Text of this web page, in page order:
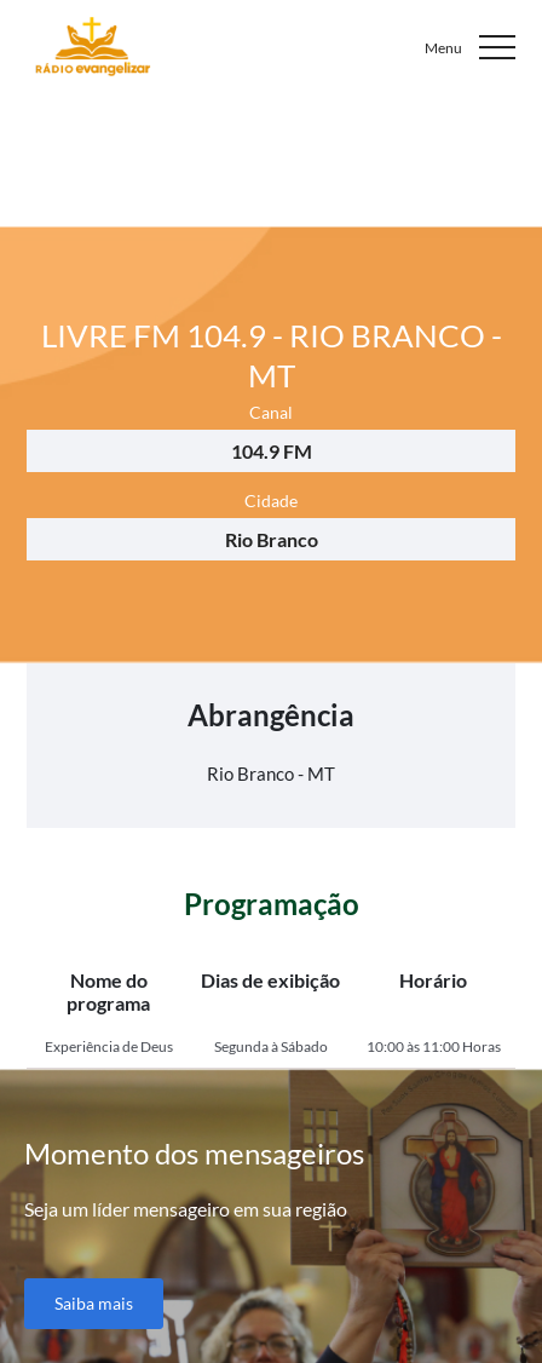
LIVRE FM 104.9 - RIO BRANCO -
MT
Canal
104.9 FM
Cidade
Rio Branco
Abrangência
Rio Branco - MT
Programação
Nome do
programa
Dias de exibição Horário
Experiência de Deus Segunda à Sábado 10:00 às 11:00 Horas
Momentodos mensageiros
Seja um líder mensageiro em sua região
Saiba mais